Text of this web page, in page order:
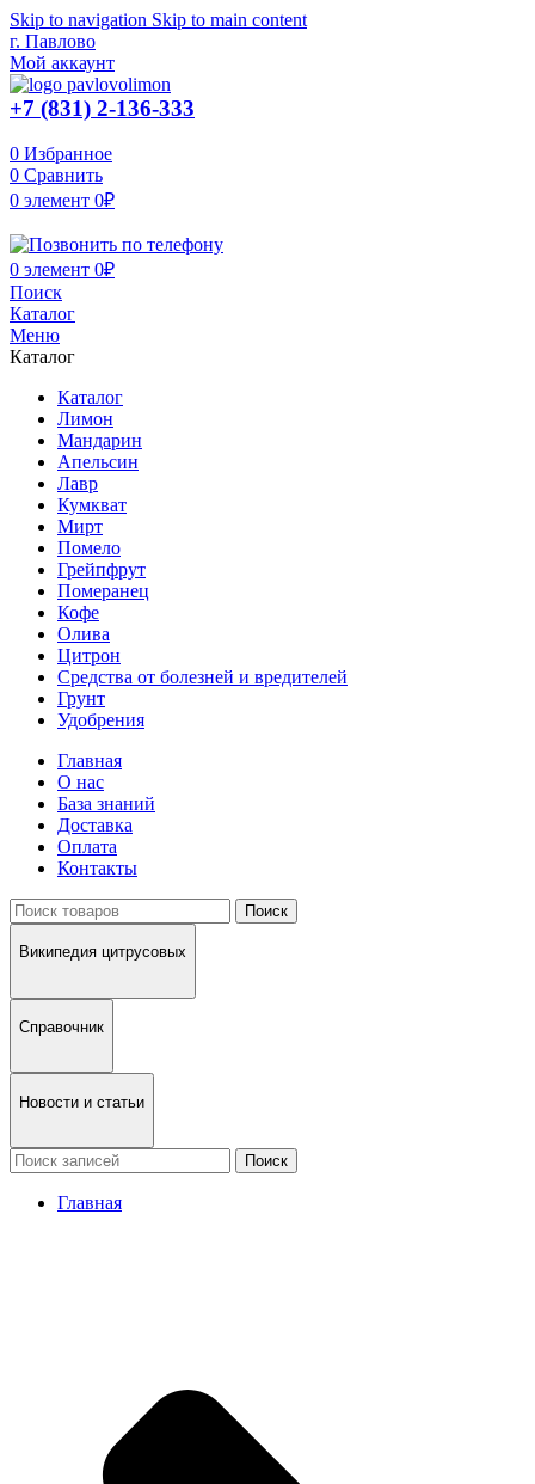
Skip to navigation Skip to main content
г. Павлово
Мой аккаунт
+7 (831) 2-136-333
0 Избранное
0 Сравнить
0 элемент 0₽
0 элемент 0₽
Поиск
Каталог
Меню
Каталог
Каталог
Лимон
Мандарин
Апельсин
Лавр
Кумкват
Мирт
Помело
Грейпфрут
Померанец
Кофе
Олива
Цитрон
Средства от болезней и вредителей
Грунт
Удобрения
Главная
О нас
База знаний
Доставка
Оплата
Контакты
Поиск
Википедия цитрусовых
Справочник
Новости и статьи
Поиск
Главная